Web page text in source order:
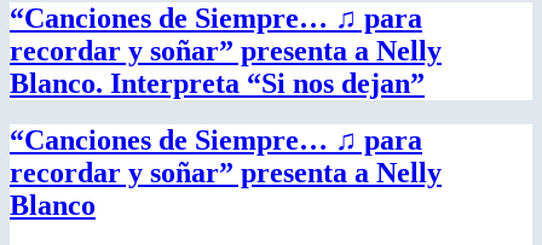
“Canciones de Siempre… ♫ para
recordar y soñar” presenta a Nelly
Blanco. Interpreta “Si nos dejan”
“Canciones de Siempre… ♫ para
recordar y soñar” presenta a Nelly
Blanco